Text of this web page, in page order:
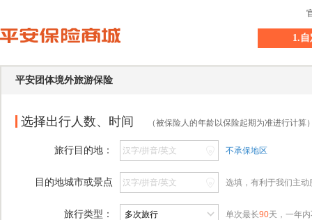
1.
平安团体境外旅游保险
选择出行人数、时间 （被保险人的年龄以保险起期为准进行计算
旅行目的地： 不承保地区
目的地城市或景点 选填，有利于我们主动
旅行类型： 单次最长90天，一年